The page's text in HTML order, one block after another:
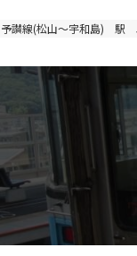
予讃線(松山～宇和島) 駅